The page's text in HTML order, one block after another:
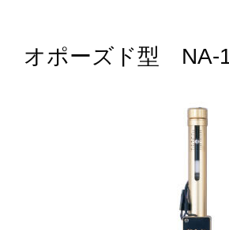
オポーズド型 NA-